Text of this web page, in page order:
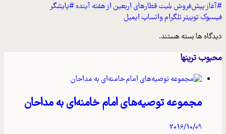
#آغاز پیش‌فروش بلیت‌ قطارهای اربعین از هفته آینده#پایشگر
فیسبوک توییترتلگرامواتساپ ایمیل
دیدگاه ها بسته هستند.
محبوب ترینها
مجموعه توصیه‌های امام خامنه‌ای به مداحان
2016/10/09